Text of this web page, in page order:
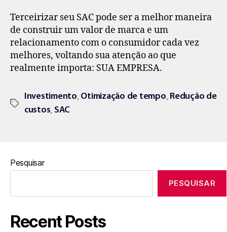
Terceirizar seu SAC pode ser a melhor maneira
de construir um valor de marca e um
relacionamento com o consumidor cada vez
melhores, voltando sua atenção ao que
realmente importa: SUA EMPRESA.
Investimento Otimização de tempo Redução de
custos SAC
Pesquisar
PESQUISAR
Recent Posts